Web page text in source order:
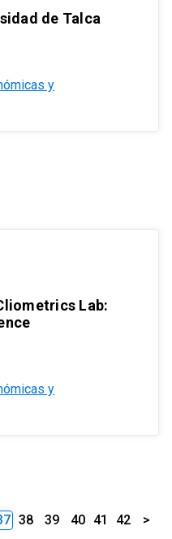
de Talca
y
Lab:
y
38 39 40 41 42 >